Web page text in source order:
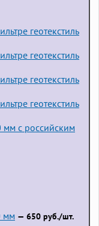
геотекстиль
геотекстиль
геотекстиль
геотекстиль
с российским
мм — 650 руб./шт.